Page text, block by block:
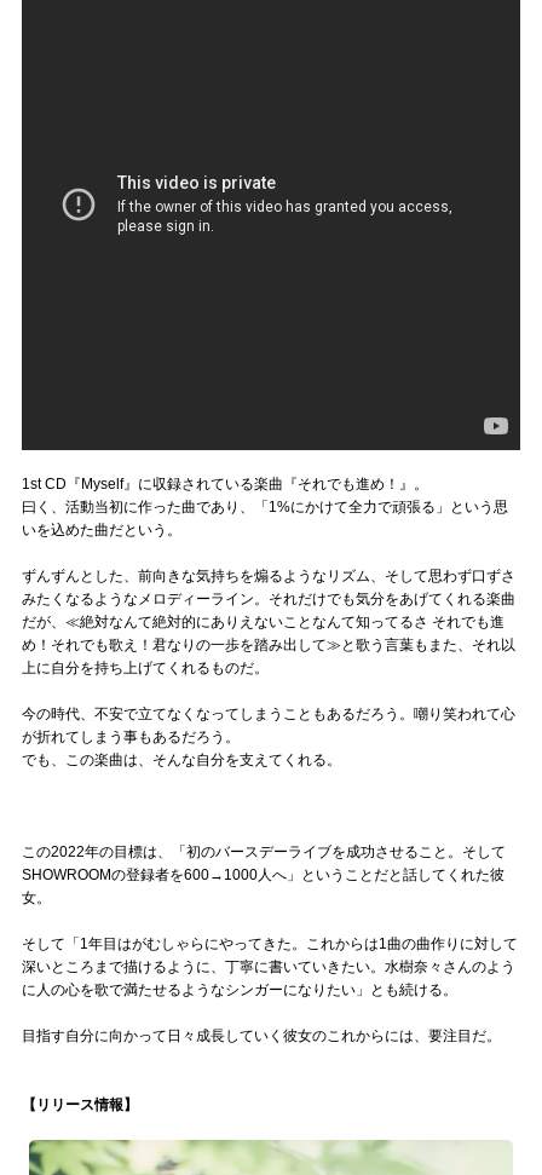
1st CD『Myself』に収録されている楽曲『それでも進め！』。
曰く、活動当初に作った曲であり、「1%にかけて全力で頑張る」という思
いを込めた曲だという。
ずんずんとした、前向きな気持ちを煽るようなリズム、そして思わず口ずさ
みたくなるようなメロディーライン。それだけでも気分をあげてくれる楽曲
だが、≪絶対なんて絶対的にありえないことなんて知ってるさ それでも進
め！それでも歌え！君なりの一歩を踏み出して≫と歌う言葉もまた、それ以
上に自分を持ち上げてくれるものだ。
今の時代、不安で立てなくなってしまうこともあるだろう。嘲り笑われて心
が折れてしまう事もあるだろう。
でも、この楽曲は、そんな自分を支えてくれる。
この2022年の目標は、「初のバースデーライブを成功させること。そして
SHOWROOMの登録者を600→1000人へ」ということだと話してくれた彼
女。
そして「1年目はがむしゃらにやってきた。これからは1曲の曲作りに対して
深いところまで描けるように、丁寧に書いていきたい。水樹奈々さんのよう
に人の心を歌で満たせるようなシンガーになりたい」とも続ける。
目指す自分に向かって日々成長していく彼女のこれからには、要注目だ。
【リリース情報】